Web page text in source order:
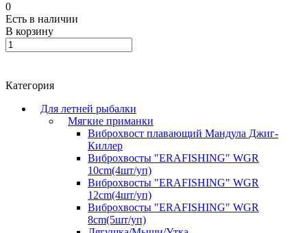
0
Есть в наличии
В корзину
Категория
Для летней рыбалки
Мягкие приманки
Виброхвост плавающий Мандула Джиг-
Киллер
Виброхвосты "ERAFISHING" WGR
10cm(4шт/уп)
Виброхвосты "ERAFISHING" WGR
12cm(4шт/уп)
Виброхвосты "ERAFISHING" WGR
8cm(5шт/уп)